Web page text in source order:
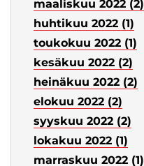
maaliskuu 2022 (2)
huhtikuu 2022 (1)
toukokuu 2022 (1)
kesäkuu 2022 (2)
heinäkuu 2022 (2)
elokuu 2022 (2)
syyskuu 2022 (2)
lokakuu 2022 (1)
marraskuu 2022 (1)